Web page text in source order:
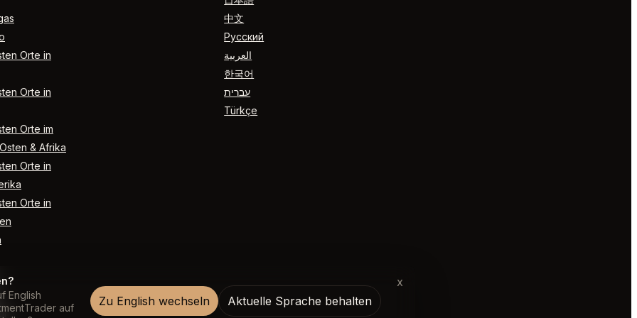
Orte in
Orte in
Orte im
& Afrika
Orte in
Orte in
中文
Русский
العربية
한국어
עברית
Türkçe
English
auf
Zu English wechseln Aktuelle Sprache behalten
x